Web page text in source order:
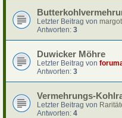
Letzter Beitrag von margot
Antworten: 3
Duwicker Möhre
Letzter Beitrag von
Antworten: 3
Vermehrungs-
Letzter Beitrag von
Antworten: 4